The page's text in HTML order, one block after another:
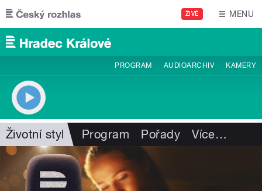
Přejít k hlavnímu obsahu
ŽIVĚ MENU
PROGRAM AUDIOARCHIV KAMERY
Životní styl Program Pořady Více…